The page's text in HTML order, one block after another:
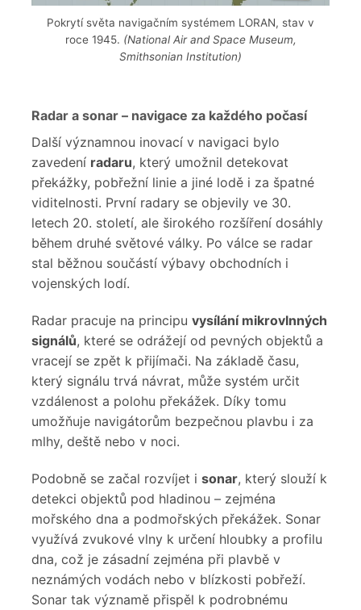
Pokrytí světa navigačním systémem LORAN, stav v
roce 1945. (National Air and Space Museum,
Smithsonian Institution)
Radar a sonar – navigace za každého počasí
Další významnou inovací v navigaci bylo
zavedení radaru, který umožnil detekovat
překážky, pobřežní linie a jiné lodě i za špatné
viditelnosti. První radary se objevily ve 30.
letech 20. století, ale širokého rozšíření dosáhly
během druhé světové války. Po válce se radar
stal běžnou součástí výbavy obchodních i
vojenských lodí.
Radar pracuje na principu vysílání mikrovlnných
signálů, které se odrážejí od pevných objektů a
vracejí se zpět k přijímači. Na základě času,
který signálu trvá návrat, může systém určit
vzdálenost a polohu překážek. Díky tomu
umožňuje navigátorům bezpečnou plavbu i za
mlhy, deště nebo v noci.
Podobně se začal rozvíjet i sonar, který slouží k
detekci objektů pod hladinou – zejména
mořského dna a podmořských překážek. Sonar
využívá zvukové vlny k určení hloubky a profilu
dna, což je zásadní zejména při plavbě v
neznámých vodách nebo v blízkosti pobřeží.
Sonar tak významě přispěl k podrobnému